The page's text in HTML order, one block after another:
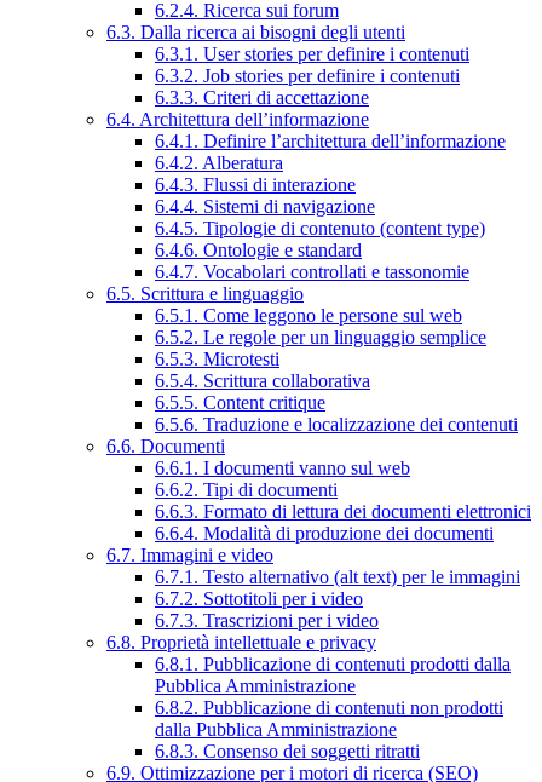
6.2.4. Ricerca sui forum
6.3. Dalla ricerca ai bisogni degli utenti
6.3.1. User stories per definire i contenuti
6.3.2. Job stories per definire i contenuti
6.3.3. Criteri di accettazione
6.4. Architettura dell’informazione
6.4.1. Definire l’architettura dell’informazione
6.4.2. Alberatura
6.4.3. Flussi di interazione
6.4.4. Sistemi di navigazione
6.4.5. Tipologie di contenuto (content type)
6.4.6. Ontologie e standard
6.4.7. Vocabolari controllati e tassonomie
6.5. Scrittura e linguaggio
6.5.1. Come leggono le persone sul web
6.5.2. Le regole per un linguaggio semplice
6.5.3. Microtesti
6.5.4. Scrittura collaborativa
6.5.5. Content critique
6.5.6. Traduzione e localizzazione dei contenuti
6.6. Documenti
6.6.1. I documenti vanno sul web
6.6.2. Tipi di documenti
6.6.3. Formato di lettura dei documenti elettronici
6.6.4. Modalità di produzione dei documenti
6.7. Immagini e video
6.7.1. Testo alternativo (alt text) per le immagini
6.7.2. Sottotitoli per i video
6.7.3. Trascrizioni per i video
6.8. Proprietà intellettuale e privacy
6.8.1. Pubblicazione di contenuti prodotti dalla
Pubblica Amministrazione
6.8.2. Pubblicazione di contenuti non prodotti
dalla Pubblica Amministrazione
6.8.3. Consenso dei soggetti ritratti
6.9. Ottimizzazione per i motori di ricerca (SEO)